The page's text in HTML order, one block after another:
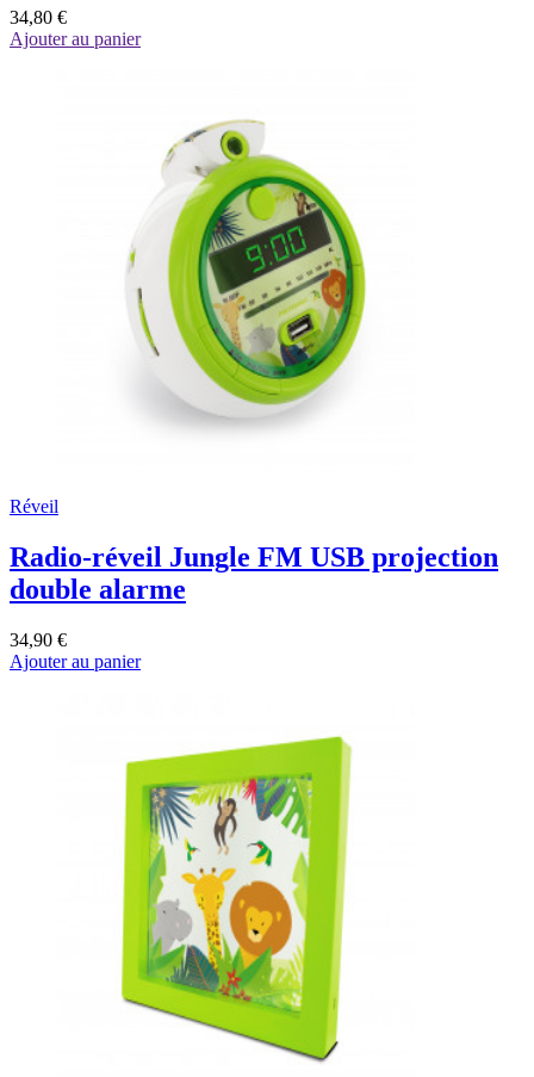
34,80 €
Ajouter au panier
Réveil
Radio-réveil Jungle FM USB projection
double alarme
34,90 €
Ajouter au panier